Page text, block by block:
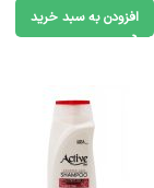
افزودن به سبد خرید